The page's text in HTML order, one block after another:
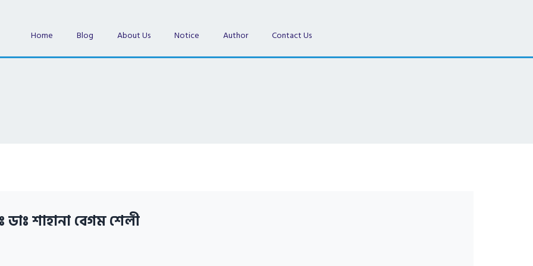
Home Blog About Us Notice Author Contact Us
ডাঃ শাহানা বেগম শেলী